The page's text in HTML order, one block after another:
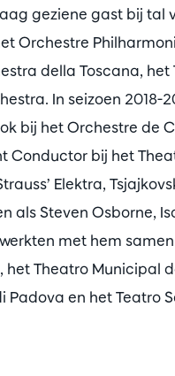
geziene gast bij tal
Orchestre
della Toscana,
In seizoen 2018-
bij het Orchestre de
Conductor bij het
Elektra,
als Steven Osborne,
met hem
Theatro Municipal
Padova en het Teatro